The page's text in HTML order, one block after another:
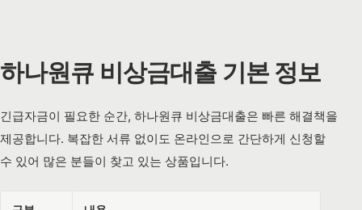
하나원큐 비상금대출 기본 정보
긴급자금이 필요한 순간, 하나원큐 비상금대출은 빠른 해결책을
제공합니다. 복잡한 서류 없이도 온라인으로 간단하게 신청할
수 있어 많은 분들이 찾고 있는 상품입니다.